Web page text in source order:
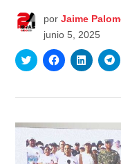
por Jaime
junio 5, 2025
Haz
clic
en
abre
en
una
ventana
nueva)
Haz
clic
en
abre
en
una
ventana
nueva)
Haz
clic
en
abre
en
una
nueva)